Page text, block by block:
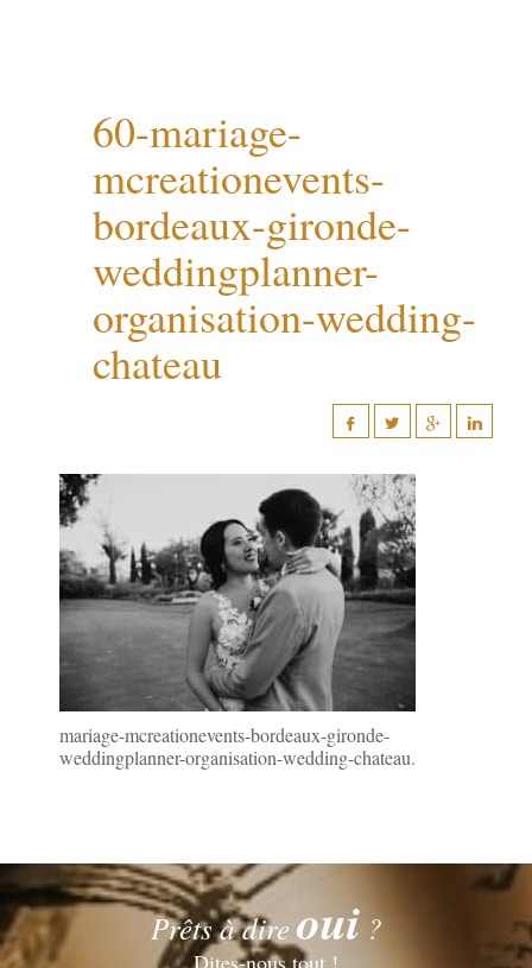
60-mariage-
mcreationevents-
bordeaux-gironde-
weddingplanner-
organisation-wedding-
chateau
mariage-mcreationevents-bordeaux-gironde-
weddingplanner-organisation-wedding-chateau.
Prêts à dire oui ?
Dites-nous tout !